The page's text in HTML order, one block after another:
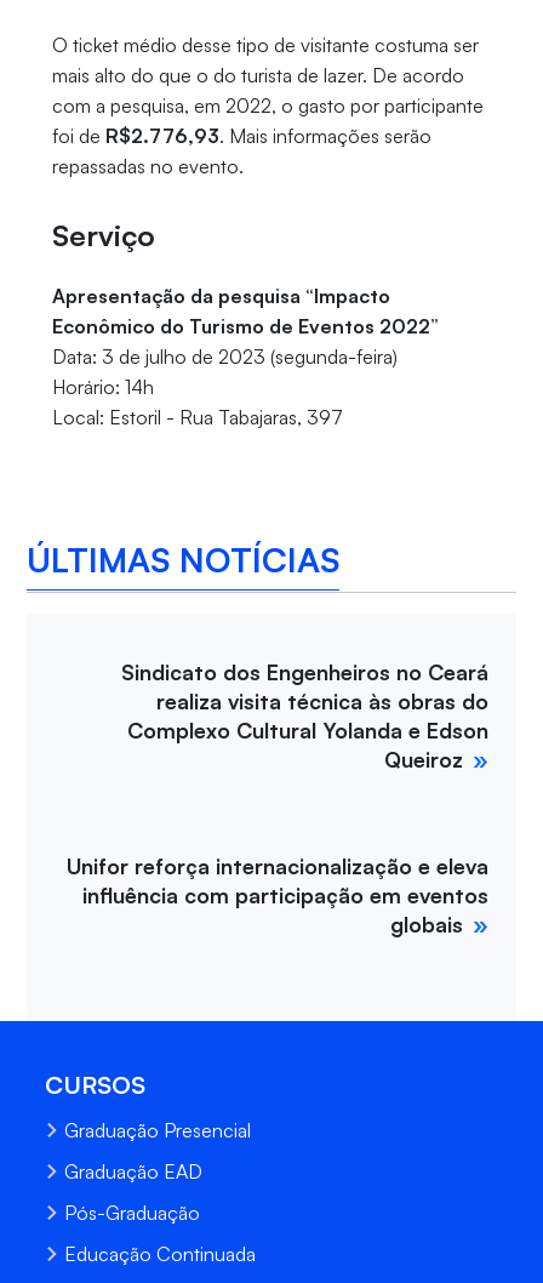
O ticket médio desse tipo de visitante costuma ser
mais alto do que o do turista de lazer. De acordo
com a pesquisa, em 2022, o gasto por participante
foi de R$2.776,93. Mais informações serão
repassadas no evento.
Serviço
Apresentação da pesquisa “Impacto
Econômico do Turismo de Eventos 2022”
Data: 3 de julho de 2023 (segunda-feira)
Horário: 14h
Local: Estoril - Rua Tabajaras, 397
ÚLTIMAS NOTÍCIAS
Sindicato dos Engenheiros no Ceará
realiza visita técnica às obras do
Complexo Cultural Yolanda e Edson
Queiroz
Unifor reforça internacionalização e eleva
influência com participação em eventos
globais
CURSOS
Graduação Presencial
Graduação EAD
Pós-Graduação
Educação Continuada